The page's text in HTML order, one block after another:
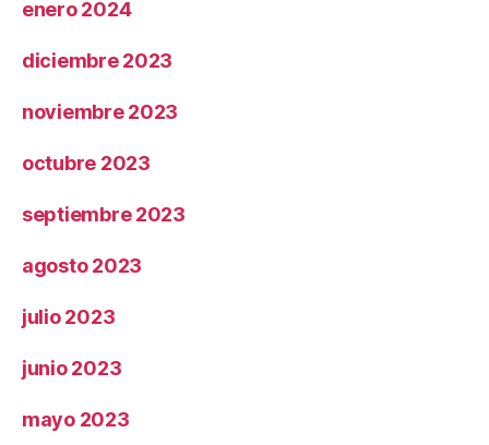
enero 2024
diciembre 2023
noviembre 2023
octubre 2023
septiembre 2023
agosto 2023
julio 2023
junio 2023
mayo 2023